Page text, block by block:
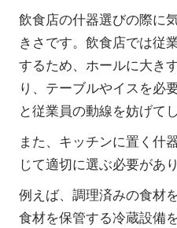
飲食店の什器選びの際に
きさです。飲食店では従
するため、ホールに大き
り、テーブルやイスを必
と従業員の動線を妨げて
また、キッチンに置く什
じて適切に選ぶ必要があり
例えば、調理済みの食材
食材を保管する冷蔵設備